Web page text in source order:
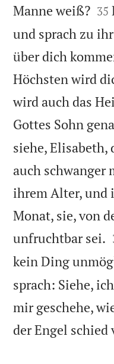
Manne weiß?
35
und sprach zu
über dich
Höchsten wird
wird auch das
Gottes Sohn
siehe, Elisabeth,
auch schwanger
ihrem Alter, und
Monat, sie, von
unfruchtbar sei.
kein Ding
sprach: Siehe,
mir geschehe,
der Engel schied